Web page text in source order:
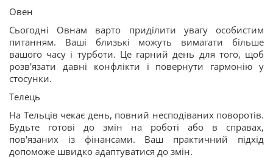
Овен
Сьогодні Овнам варто приділити увагу особистим
питанням. Ваші близькі можуть вимагати більше
вашого часу і турботи. Це гарний день для того, щоб
розв'язати давні конфлікти і повернути гармонію у
стосунки.
Телець
На Тельців чекає день, повний несподіваних поворотів.
Будьте готові до змін на роботі або в справах,
пов'язаних із фінансами. Ваш практичний підхід
допоможе швидко адаптуватися до змін.